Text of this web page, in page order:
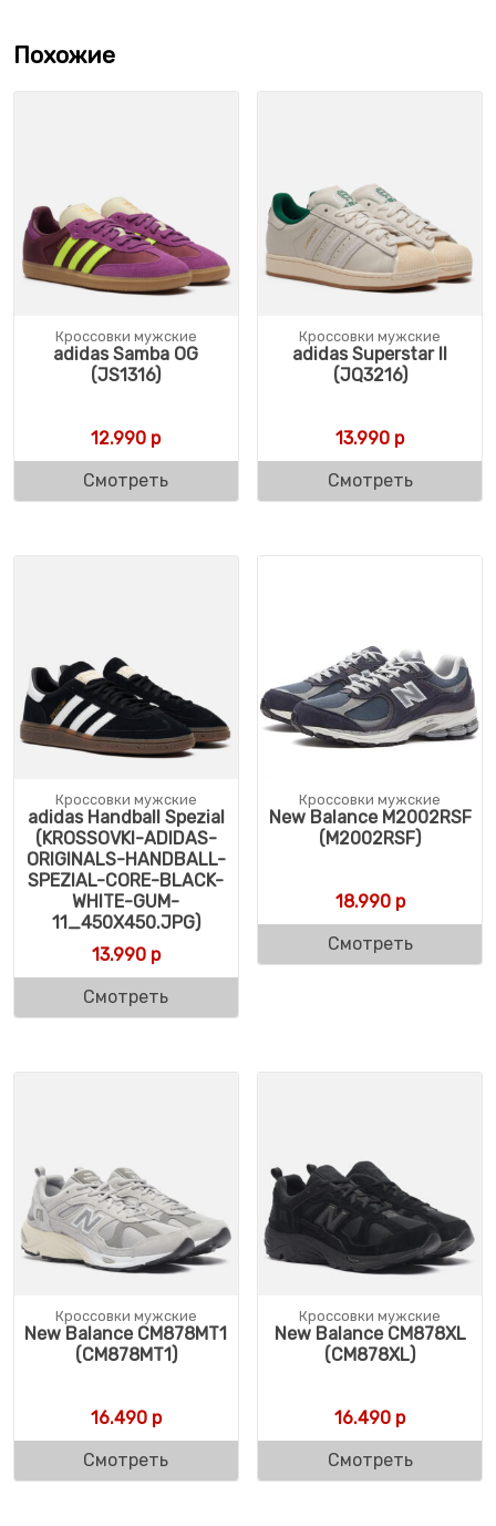
Похожие
Кроссовки мужские
adidas Samba OG
(JS1316)
12.990 р
Смотреть
Кроссовки мужские
adidas Superstar II
(JQ3216)
13.990 р
Смотреть
Кроссовки мужские
adidas Handball Spezial
(KROSSOVKI-ADIDAS-
ORIGINALS-HANDBALL-
SPEZIAL-CORE-BLACK-
WHITE-GUM-
11_450X450.JPG)
13.990р
Смотреть
Кроссовки мужские
New Balance M2002RSF
(M2002RSF)
18.990р
Смотреть
Кроссовки мужские
New Balance CM878MT1
(CM878MT1)
16.490р
Смотреть
Кроссовки мужские
New Balance CM878XL
(CM878XL)
16.490 р
Смотреть